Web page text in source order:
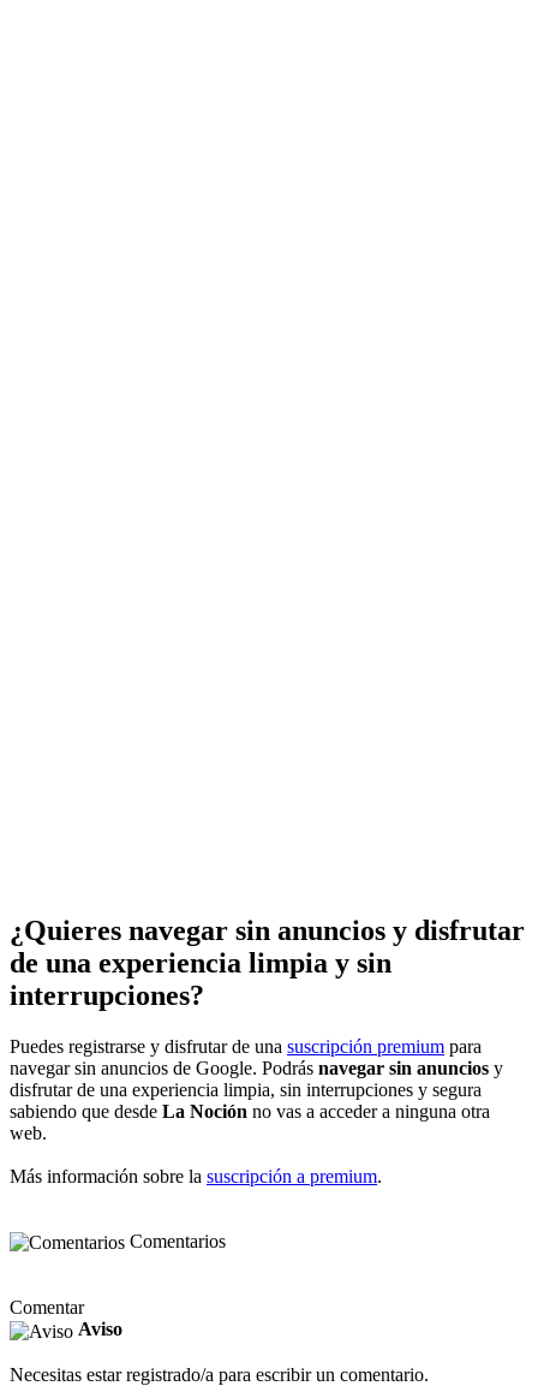
¿Quieres navegar sin anuncios y disfrutar
de una experiencia limpia y sin
interrupciones?
Puedes registrarse y disfrutar de una suscripción premium para
navegar sin anuncios de Google. Podrás navegar sin anuncios y
disfrutar de una experiencia limpia, sin interrupciones y segura
sabiendo que desde La Noción no vas a acceder a ninguna otra
web.
Más información sobre la suscripción a premium.
Comentarios
Comentar
Aviso
Necesitas estar registrado/a para escribir un comentario.